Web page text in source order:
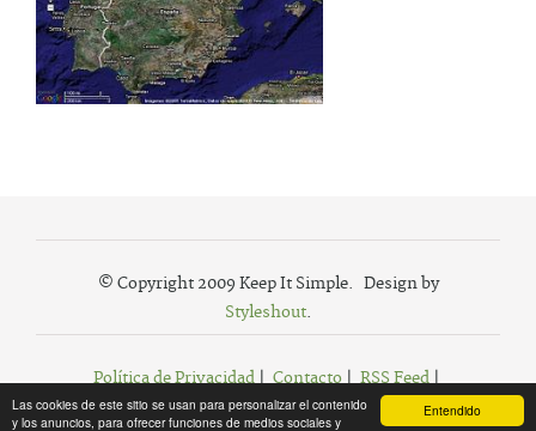
Entendido
Las cookies de este sitio se usan para personalizar el contenido
y los anuncios, para ofrecer funciones de medios sociales y
© Copyright 2009 Keep It Simple. Design by
Styleshout.
Política de Privacidad| Contacto| RSS Feed|
Agregar a Favoritos